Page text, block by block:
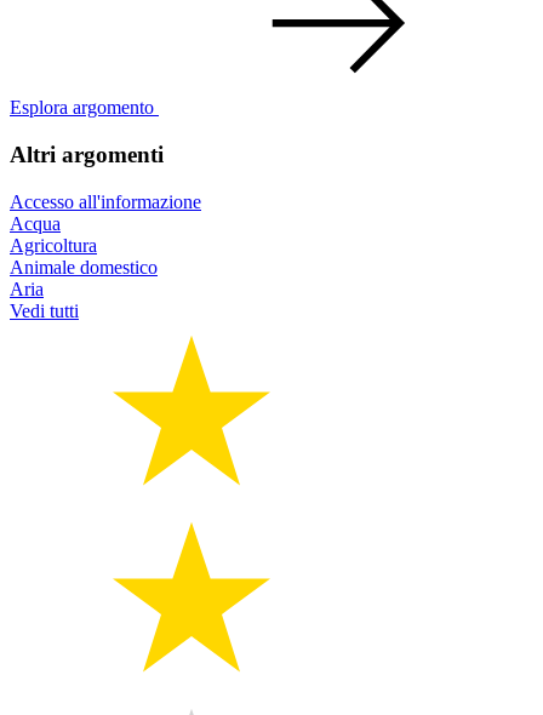
Esplora argomento
Altri argomenti
Accesso all'informazione
Acqua
Agricoltura
Animale domestico
Aria
Vedi tutti